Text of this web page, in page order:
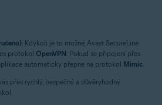
: Kdykoli je to možné, Avast SecureLine
protokol OpenVPN. Pokud se připojení přes
automaticky přepne na protokol Mimic.
přes rychlý, bezpečný a důvěryhodný